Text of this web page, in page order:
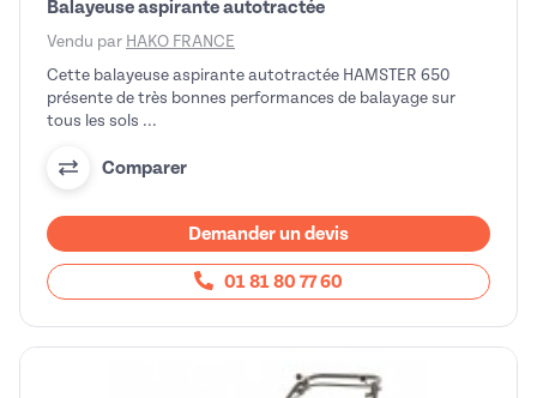
Balayeuse aspirante autotractée
Vendu par HAKO FRANCE
Cette balayeuse aspirante autotractée HAMSTER 650
présente de très bonnes performances de balayage sur
tous les sols ...
Comparer
Demander un devis
01 81 80 77 60